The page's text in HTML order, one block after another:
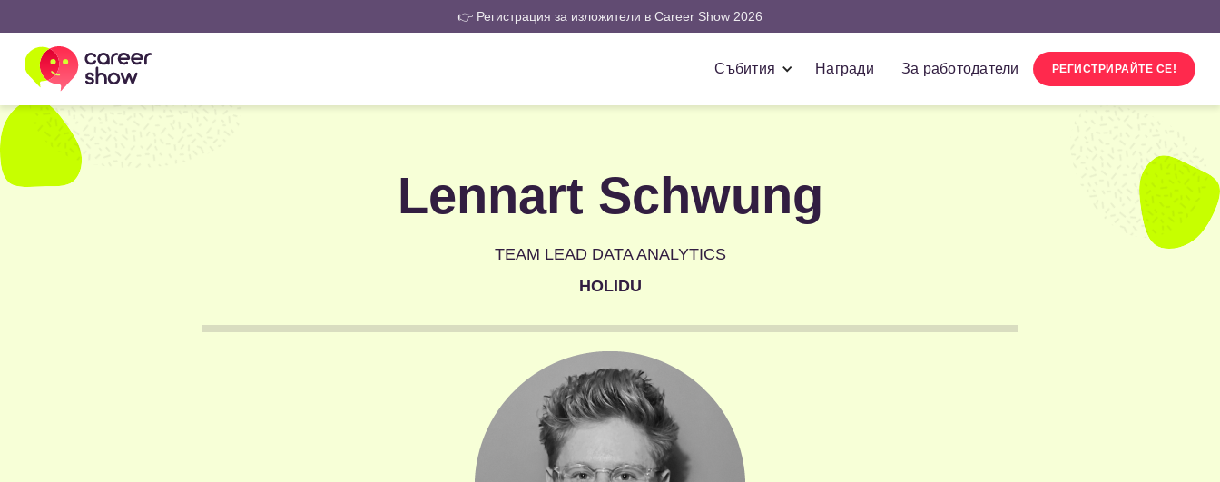
👉 Регистрация за изложители в Career Show 2026
Събития Награди За работодатели РЕГИСТРИРАЙТЕ СЕ!
Lennart Schwung
TEAM LEAD DATA ANALYTICS
HOLIDU